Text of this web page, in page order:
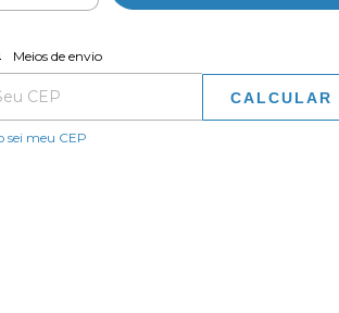
para o CEP:
Meios de envio
CALCULAR
sei meu CEP